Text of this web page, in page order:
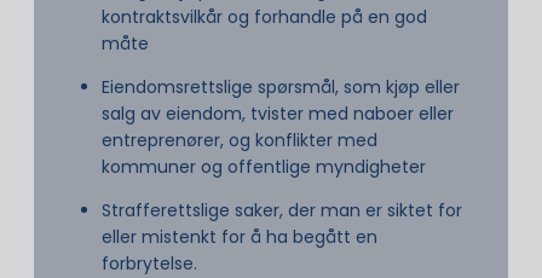
kontraktsvilkår og forhandle på en god
måte
Eiendomsrettslige spørsmål, som kjøp eller
salg av eiendom, tvister med naboer eller
entreprenører, og konflikter med
kommuner og offentlige myndigheter
Strafferettslige saker, der man er siktet for
eller mistenkt for å ha begått en
forbrytelse.